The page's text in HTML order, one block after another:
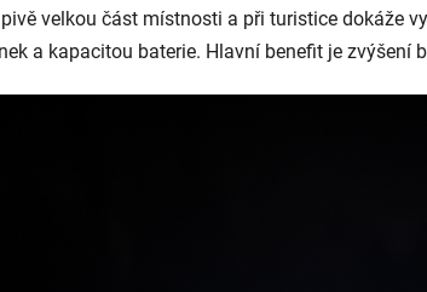
velkou část místnosti a při turistice dokáže
a kapacitou baterie. Hlavní benefit je zvýšení